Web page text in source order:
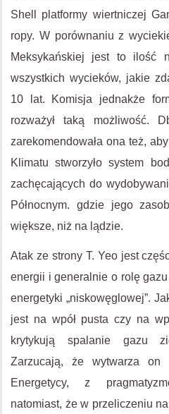
Shell platformy wiertniczej
ropy. W porównaniu z
Meksykańskiej jest to ilość
wszystkich wycieków, jakie
10 lat. Komisja jednakże
rozważył taką możliwość.
zarekomendowała ona też,
Klimatu stworzyło system
zachęcających do
Północnym. gdzie jego
większe, niż na lądzie.
Atak ze strony T. Yeo jest
energii i generalnie o rolę
energetyki „niskowęglowej”.
jest na wpół pusta czy na
krytykują spalanie gazu
Zarzucają, że wytwarza
Energetycy, z
natomiast, że w przeliczeniu